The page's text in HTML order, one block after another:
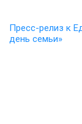
Пресс-релиз к
день семьи»